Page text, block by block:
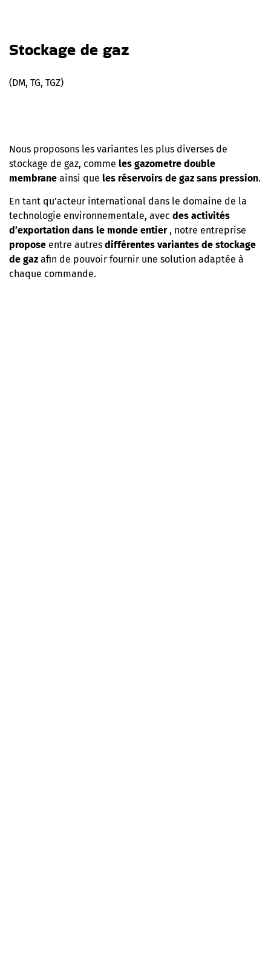
Stockage de gaz
(DM, TG, TGZ)
Nous proposons les variantes les plus diverses de
stockage de gaz, comme les gazometre double
membrane ainsi que les réservoirs de gaz sans pression.
En tant qu’acteur international dans le domaine de la
technologie environnementale, avec des activités
d’exportation dans le monde entier, notre entreprise
propose entre autres différentes variantes de stockage
de gaz afin de pouvoir fournir une solution adaptée à
chaque commande.